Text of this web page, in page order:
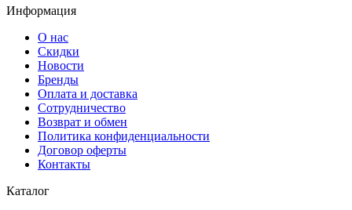
Информация
О нас
Скидки
Новости
Бренды
Оплата и доставка
Сотрудничество
Возврат и обмен
Политика конфиденциальности
Договор оферты
Контакты
Каталог